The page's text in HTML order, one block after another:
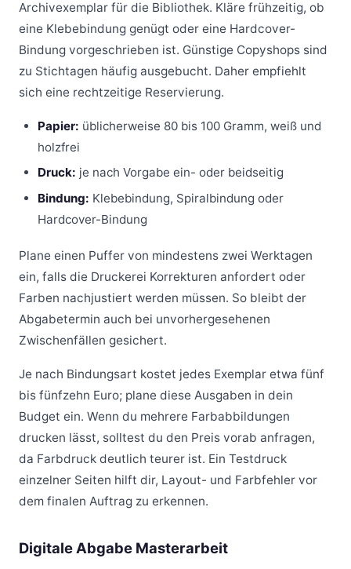
Archivexemplar für die Bibliothek. Kläre frühzeitig, ob
eine Klebebindung genügt oder eine Hardcover-
Bindung vorgeschrieben ist. Günstige Copyshops sind
zu Stichtagen häufig ausgebucht. Daher empfiehlt
sich eine rechtzeitige Reservierung.
Papier: üblicherweise 80 bis 100 Gramm, weiß und
holzfrei
Druck: je nach Vorgabe ein- oder beidseitig
Bindung: Klebebindung, Spiralbindung oder
Hardcover-Bindung
Plane einen Puffer von mindestens zwei Werktagen
ein, falls die Druckerei Korrekturen anfordert oder
Farben nachjustiert werden müssen. So bleibt der
Abgabetermin auch bei unvorhergesehenen
Zwischenfällen gesichert.
Je nach Bindungsart kostet jedes Exemplar etwa fünf
bis fünfzehn Euro; plane diese Ausgaben in dein
Budget ein. Wenn du mehrere Farbabbildungen
drucken lässt, solltest du den Preis vorab anfragen,
da Farbdruck deutlich teurer ist. Ein Testdruck
einzelner Seiten hilft dir, Layout- und Farbfehler vor
dem finalen Auftrag zu erkennen.
Digitale Abgabe Masterarbeit